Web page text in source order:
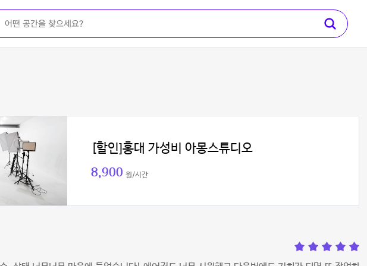
[할인]홍대 가성비 아몽스튜디오
8,900 원/시간